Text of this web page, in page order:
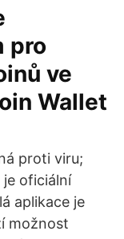
pro
ve
Wallet
proti viru;
je oficiální
aplikace je
možnost